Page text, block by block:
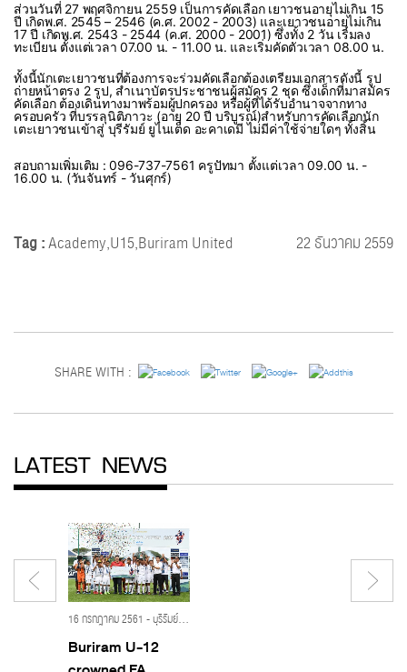
ส่วนวันที่ 27 พฤศจิกายน 2559 เป็นการคัดเลือก เยาวชนอายุไม่เกิน 15
ปี เกิดพ.ศ. 2545 – 2546 (ค.ศ. 2002 - 2003) และเยาวชนอายุไม่เกิน
17 ปี เกิดพ.ศ. 2543 - 2544 (ค.ศ. 2000 - 2001) ซึ่งทั้ง 2 วัน เริ่มลง
ทะเบียน ตั้งแต่เวลา 07.00 น. - 11.00 น. และเริ่มคัดตัวเวลา 08.00 น.
ทั้งนี้นักเตะเยาวชนที่ต้องการจะร่วมคัดเลือกต้องเตรียมเอกสารดังนี้ รูป
ถ่ายหน้าตรง 2 รูป, สำเนาบัตรประชาชนผู้สมัคร 2 ชุด ซึ่งเด็กที่มาสมัคร
คัดเลือก ต้องเดินทางมาพร้อมผู้ปกครอง หรือผู้ที่ได้รับอำนาจจากทาง
ครอบครัว ที่บรรลุนิติภาวะ (อายุ 20 ปี บริบูรณ์)สำหรับการคัดเลือกนัก
เตะเยาวชนเข้าสู่ บุรีรัมย์ ยูไนเต็ด อะคาเดมี ไม่มีค่าใช้จ่ายใดๆ ทั้งสิ้น
สอบถามเพิ่มเติม : 096-737-7561 ครูปัทมา ตั้งแต่เวลา 09.00 น. -
16.00 น. (วันจันทร์ - วันศุกร์)
Tag :Academy,U15,Buriram United 22 ธันวาคม 2559
SHARE WITH :
LATEST NEWS
16 กรกฎาคม 2561 - บุรีรัมย์ ยูไนเต็ด,ปราสาทสายฟ้า,บุรีรัมย์ ยูไนเต็ด อะคาเดมี,BRUTD,BURIRAM UNITED,BURIRAM UNITED ACADEMY,FA Thailand Youth Festival 2018
Buriram U-12